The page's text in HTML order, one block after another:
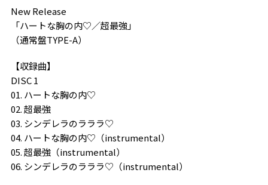
New Release
「ハートな胸の内♡／超最強」
（通常盤TYPE-A）
【収録曲】
DISC 1
01. ハートな胸の内♡
02. 超最強
03. シンデレラのラララ♡
04. ハートな胸の内♡（instrumental）
05. 超最強（instrumental）
06. シンデレラのラララ♡（instrumental）